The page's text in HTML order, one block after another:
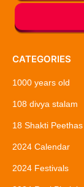
CATEGORIES
1000 years old
108 divya stalam
18 Shakti Peethas
2024 Calendar
2024 Festivals